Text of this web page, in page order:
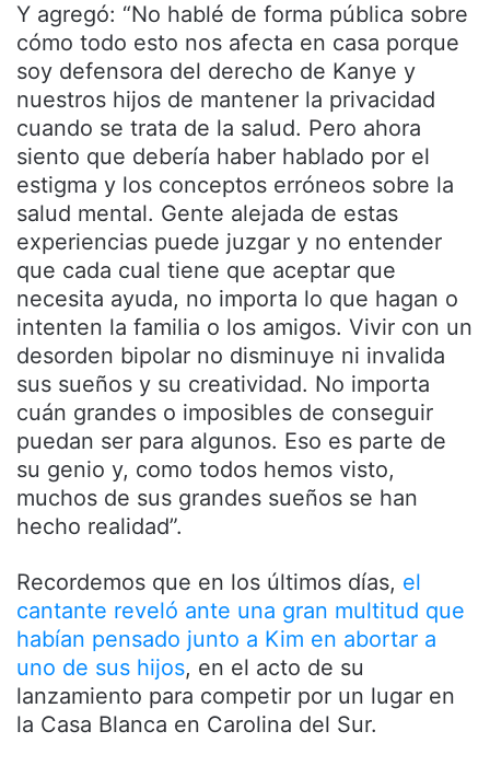
Y agregó: “No hablé de forma pública sobre
cómo todo esto nos afecta en casa porque
soy defensora del derecho de Kanye y
nuestros hijos de mantener la privacidad
cuando se trata de la salud. Pero ahora
siento que debería haber hablado por el
estigma y los conceptos erróneos sobre la
salud mental. Gente alejada de estas
experiencias puede juzgar y no entender
que cada cual tiene que aceptar que
necesita ayuda, no importa lo que hagan o
intenten la familia o los amigos. Vivir con un
desorden bipolar no disminuye ni invalida
sus sueños y su creatividad. No importa
cuán grandes o imposibles de conseguir
puedan ser para algunos. Eso es parte de
su genio y, como todos hemos visto,
muchos de sus grandes sueños se han
hecho realidad”.
Recordemos que en los últimos días, el
cantante reveló ante una gran multitud que
habían pensado junto a Kim en abortar a
uno de sus hijos, en el acto de su
lanzamiento para competir por un lugar en
la Casa Blanca en Carolina del Sur.